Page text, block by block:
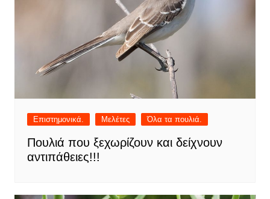
Επιστημονικά. Μελέτες Όλα τα πουλιά.
Πουλιά που ξεχωρίζουν και δείχνουν
αντιπάθειες!!!